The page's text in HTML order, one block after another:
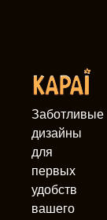
Заботливые
дизайны
для
первых
удобств
вашего